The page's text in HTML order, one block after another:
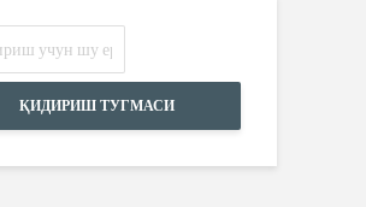
ҚИДИРИШ ТУГМАСИ